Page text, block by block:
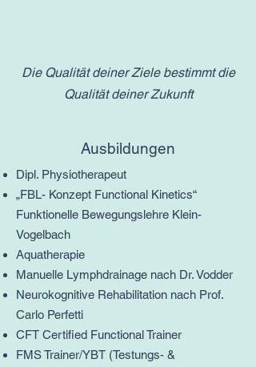
Die Qualität deiner Ziele bestimmt die
Qualität deiner Zukunft
Ausbildungen
Dipl. Physiotherapeut
„FBL- Konzept Functional Kinetics“
Funktionelle Bewegungslehre Klein-
Vogelbach
Aquatherapie
Manuelle Lymphdrainage nach Dr. Vodder
Neurokognitive Rehabilitation nach Prof.
Carlo Perfetti
CFT Certified Functional Trainer
FMS Trainer/YBT (Testungs- &